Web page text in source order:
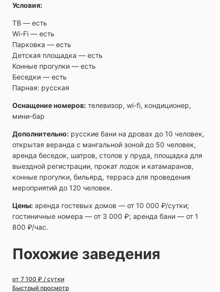
Условия:
ТВ ― есть
Wi-Fi ― есть
Парковка ― есть
Детская площадка ― есть
Конные прогулки ― есть
Беседки ― есть
Парная: русская
Оснащение номеров: телевизор, wi-fi, кондиционер,
мини-бар
Дополнительно: русские бани на дровах до 10 человек,
открытая веранда с мангальной зоной до 50 человек,
аренда беседок, шатров, столов у пруда, площадка для
выездной регистрации, прокат лодок и катамаранов,
конные прогулки, бильярд, терраса для проведения
мероприятий до 120 человек.
Цены: аренда гостевых домов ― от 10 000 ₽/сутки;
гостиничные номера ― от 3 000 ₽; аренда бани ― от 1
800 ₽/час.
Похожие заведения
от 7 100 ₽ / сутки
Быстрый просмотр